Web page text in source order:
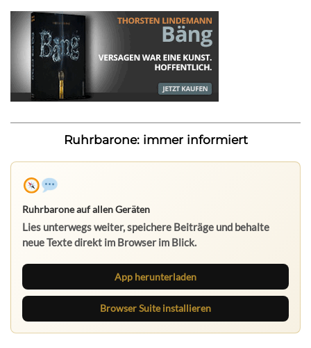
Ruhrbarone: immer informiert
Ruhrbarone auf allen Geräten
Lies unterwegs weiter, speichere Beiträge und behalte
neue Texte direkt im Browser im Blick.
App herunterladen
Browser Suite installieren